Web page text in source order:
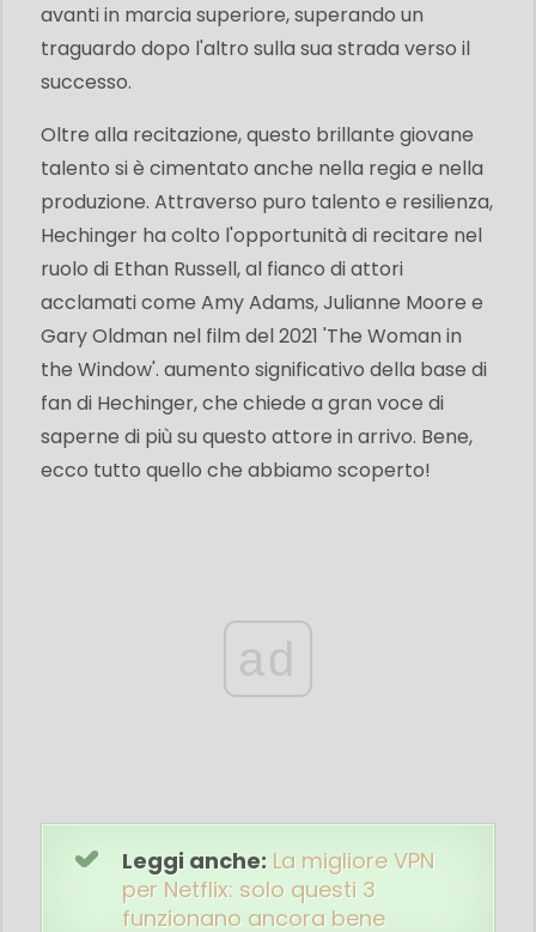
avanti in marcia superiore, superando un
traguardo dopo l'altro sulla sua strada verso il
successo.
Oltre alla recitazione, questo brillante giovane
talento si è cimentato anche nella regia e nella
produzione. Attraverso puro talento e resilienza,
Hechinger ha colto l'opportunità di recitare nel
ruolo di Ethan Russell, al fianco di attori
acclamati come Amy Adams, Julianne Moore e
Gary Oldman nel film del 2021 'The Woman in
the Window'. aumento significativo della base di
fan di Hechinger, che chiede a gran voce di
saperne di più su questo attore in arrivo. Bene,
ecco tutto quello che abbiamo scoperto!
ad
Leggi anche: La migliore VPN
per Netflix: solo questi 3
funzionano ancora bene